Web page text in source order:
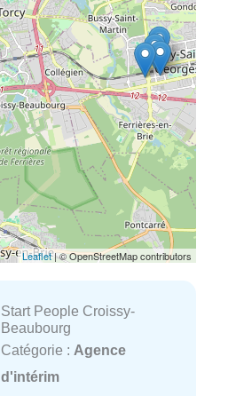
Leaflet| © OpenStreetMap contributors
Start People Croissy-
Beaubourg
Catégorie : Agence
d'intérim